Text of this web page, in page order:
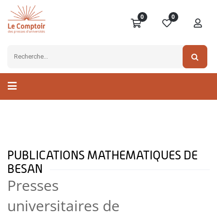
0 0
PUBLICATIONS MATHEMATIQUES DE
BESAN
Presses
universitaires de